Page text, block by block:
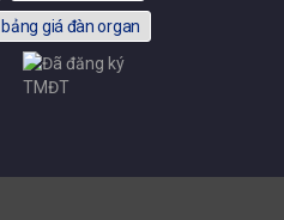
bảng giá đàn organ